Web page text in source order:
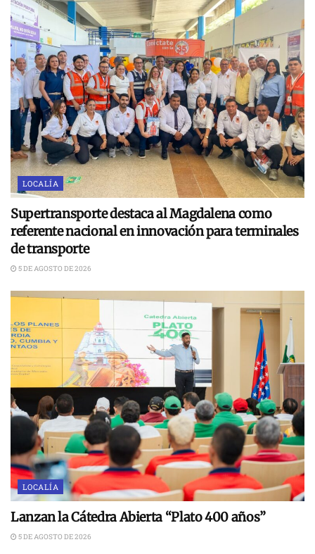
LOCALÍA
Supertransporte destaca al Magdalena como
referente nacional en innovación para terminales
de transporte
5 DE AGOSTO DE 2026
LOCALÍA
Lanzan la Cátedra Abierta “Plato 400 años”
5 DE AGOSTO DE 2026